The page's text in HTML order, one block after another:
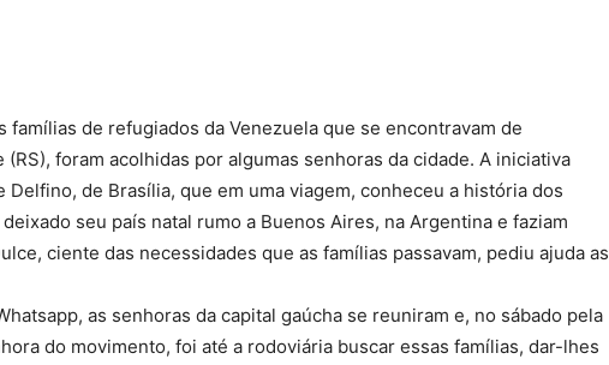
famílias de refugiados da Venezuela que se encontravam de
foram acolhidas por algumas senhoras da cidade. A iniciativa
Delfino, de Brasília, que em uma viagem, conheceu a história dos
seu país natal rumo a Buenos Aires, na Argentina e faziam
ciente das necessidades que as famílias passavam, pediu ajuda as
as senhoras da capital gaúcha se reuniram e, no sábado pela
do movimento, foi até a rodoviária buscar essas famílias, dar-lhes